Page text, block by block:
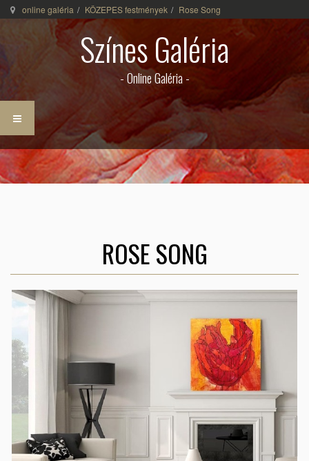
online galéria KÖZEPES festmények Rose Song
Színes Galéria
- Online Galéria -
ROSE SONG